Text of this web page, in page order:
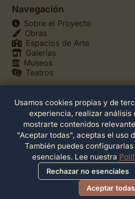
Navegación
Sobre el Proyecto
Obras
Espacios de Arte
Galerías
Museos
Teatros
Legales
Política de Privacidad
Política de Cookies
Configuración de Cookies
Términos de Servicio
Contacto
Usamos cookies propias y de
experiencia, realizar análisis
mostrarte contenidos
"Aceptar todas", aceptas el uso
También puedes
esenciales. Lee nuestra
Rechazar no esenciales
Aceptar todas